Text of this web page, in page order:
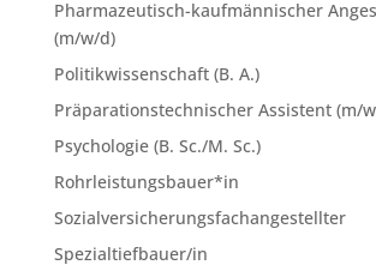
Pharmazeutisch-kaufmännischer
(m/w/d)
Politikwissenschaft (B. A.)
Präparationstechnischer Assistent (m/
Psychologie (B. Sc./M. Sc.)
Rohrleistungsbauer*in
Sozialversicherungsfachangestellter
Spezialtiefbauer/in